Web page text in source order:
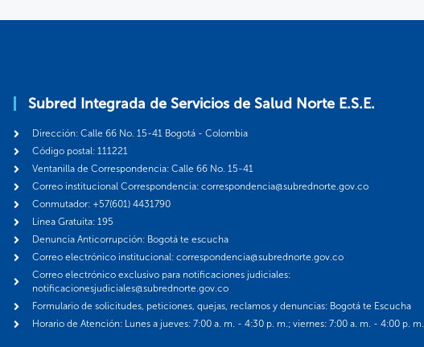
Subred Integrada de Servicios de Salud Norte E.S.E.
Dirección: Calle 66 No. 15-41 Bogotá - Colombia
Código postal: 111221
Ventanilla de Correspondencia: Calle 66 No. 15-41
Correo institucional Correspondencia: correspondencia@subrednorte.gov.co
Conmutador: +57(601) 4431790
Línea Gratuita: 195
Denuncia Anticorrupción: Bogotá te escucha
Correo electrónico institucional: correspondencia@subrednorte.gov.co
Correo electrónico exclusivo para notificaciones judiciales:
notificacionesjudiciales@subrednorte.gov.co
Formulario de solicitudes, peticiones, quejas, reclamos y denuncias: Bogotá te Escucha
Horario de Atención: Lunes a jueves: 7:00 a. m. - 4:30 p. m.; viernes: 7:00 a. m. - 4:00 p. m.